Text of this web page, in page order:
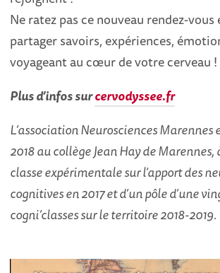
Ne ratez pas ce nouveau rendez-vous
partager savoirs, expériences,
voyageant au cœur de votre cerveau !
Plus d’infos surcervodyssee.fr
L’association Neurosciences Marennes
2018 au collège Jean Hay de Marennes,
classe expérimentale sur l’apport des
cognitives en 2017 et d’un pôle d’une
cogni’classes sur le territoire 2018-2019.